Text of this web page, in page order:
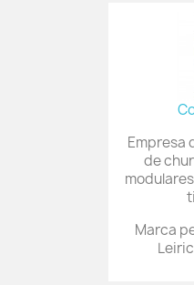
Empresa
de
Marca